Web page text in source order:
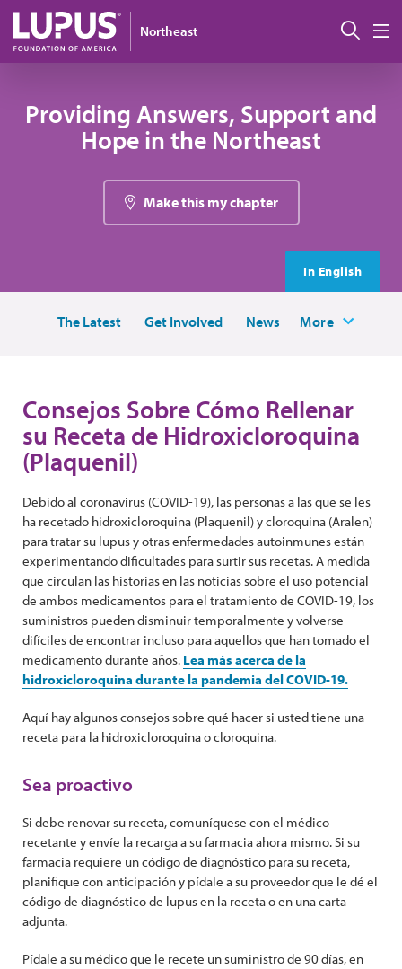
Pasar al contenido principal
Northeast
Providing Answers, Support and
Hope in the Northeast
Make this my chapter
In English
The Latest Get Involved News More
Consejos Sobre Cómo Rellenar
su Receta de Hidroxicloroquina
(Plaquenil)
Debido al coronavirus (COVID-19), las personas a las que se les
ha recetado hidroxicloroquina (Plaquenil) y cloroquina (Aralen)
para tratar su lupus y otras enfermedades autoinmunes están
experimentando dificultades para surtir sus recetas. A medida
que circulan las historias en las noticias sobre el uso potencial
de ambos medicamentos para el tratamiento de COVID-19, los
suministros pueden disminuir temporalmente y volverse
difíciles de encontrar incluso para aquellos que han tomado el
medicamento durante años. Lea más acerca de la
hidroxicloroquina durante la pandemia del COVID-19.
Aquí hay algunos consejos sobre qué hacer si usted tiene una
receta para la hidroxicloroquina o cloroquina.
Sea proactivo
Si debe renovar su receta, comuníquese con el médico
recetante y envíe la recarga a su farmacia ahora mismo. Si su
farmacia requiere un código de diagnóstico para su receta,
planifique con anticipación y pídale a su proveedor que le dé el
código de diagnóstico de lupus en la receta o en una carta
adjunta.
Pídale a su médico que le recete un suministro de 90 días, en